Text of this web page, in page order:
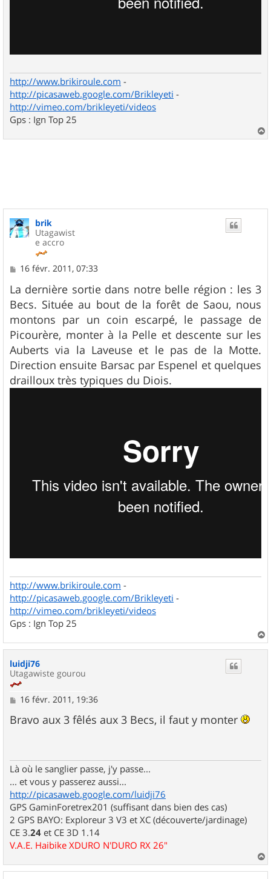
http://www.brikiroule.com -
http://picasaweb.google.com/Brikleyeti -
http://vimeo.com/brikleyeti/videos
Gps : Ign Top 25
a
brik
Utagawist
e accro
M
s
s
a
g
e
16 févr. 2011, 07:33
La dernière sortie dans notre belle région : les 3
Becs. Située au bout de la forêt de Saou, nous
montons par un coin escarpé, le passage de
Picourère, monter à la Pelle et descente sur les
Auberts via la Laveuse et le pas de la Motte.
Direction ensuite Barsac par Espenel et quelques
drailloux très typiques du Diois.
http://www.brikiroule.com -
http://picasaweb.google.com/Brikleyeti -
http://vimeo.com/brikleyeti/videos
Gps : Ign Top 25
a
luidji76
Utagawiste gourou
M
s
s
16 févr. 2011, 19:36
Bravo aux 3 fêlés aux 3 Becs, il faut y monter
Là où le sanglier passe, j'y passe...
... et vous y passerez aussi...
http://picasaweb.google.com/luidji76
GPS GaminForetrex201 (suffisant dans bien des cas)
2 GPS BAYO: Exploreur 3 V3 et XC (découverte/jardinage)
CE 3.24 et CE 3D 1.14
V.A.E. Haibike XDURO N'DURO RX 26"
a